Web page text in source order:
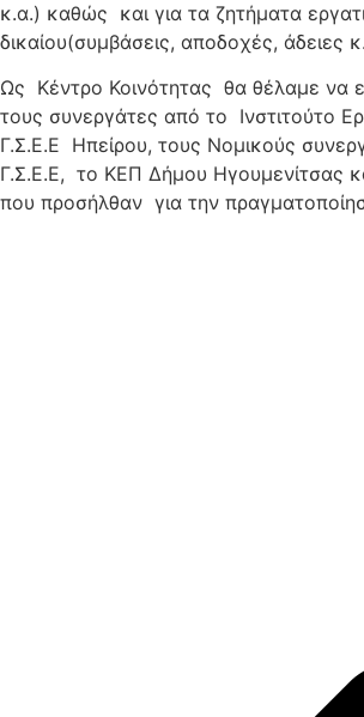
κ.α.) καθώς και για τα ζητήματα
δικαίου(συμβάσεις, αποδοχές, άδειες
Ως Κέντρο Κοινότητας θα θέλαμε να
τους συνεργάτες από το Ινστιτούτο
Γ.Σ.Ε.Ε Ηπείρου, τους Νομικούς
Γ.Σ.Ε.Ε, το ΚΕΠ Δήμου Ηγουμενίτσας
που προσήλθαν για την